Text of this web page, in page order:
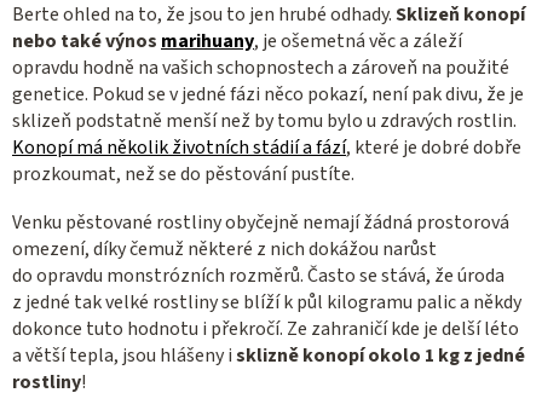
Berte ohled na to, že jsou to jen hrubé odhady.Sklizeň konopí
nebo také výnos marihuany, je ošemetná věc a záleží
opravdu hodně na vašich schopnostech a zároveň na použité
genetice. Pokud se v jedné fázi něco pokazí, není pak divu, že je
sklizeň podstatně menší než by tomu bylo u zdravých rostlin.
Konopí má několik životních stádií a fází, které je dobré dobře
prozkoumat, než se do pěstování pustíte.
Venku pěstované rostliny obyčejně nemají žádná prostorová
omezení, díky čemuž některé z nich dokážou narůst
do opravdu monstrózních rozměrů. Často se stává, že úroda
z jedné tak velké rostliny se blíží k půl kilogramu palic a někdy
dokonce tuto hodnotu i překročí. Ze zahraničí kde je delší léto
a větší tepla, jsou hlášeny isklizně konopí okolo 1 kg z jedné
rostliny!